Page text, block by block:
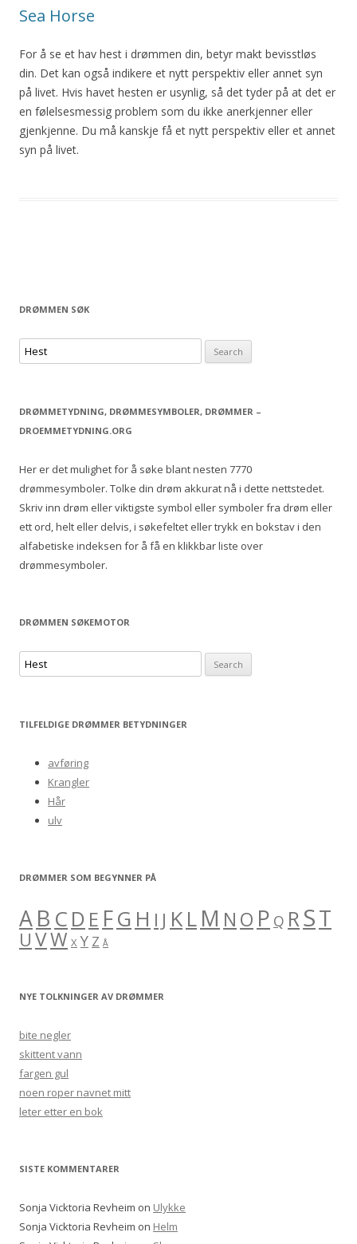
Sea Horse
For å se et hav hest i drømmen din, betyr makt bevisstløs
din. Det kan også indikere et nytt perspektiv eller annet syn
på livet. Hvis havet hesten er usynlig, så det tyder på at det er
en følelsesmessig problem som du ikke anerkjenner eller
gjenkjenne. Du må kanskje få et nytt perspektiv eller et annet
syn på livet.
DRØMMEN SØK
S
e
r
c
f
o
r
DRØMMETYDNING, DRØMMESYMBOLER, DRØMMER –
DROEMMETYDNING.ORG
Her er det mulighet for å søke blant nesten 7770
drømmesymboler. Tolke din drøm akkurat nå i dette nettstedet.
Skriv inn drøm eller viktigste symbol eller symboler fra drøm eller
ett ord, helt eller delvis, i søkefeltet eller trykk en bokstav i den
alfabetiske indeksen for å få en klikkbar liste over
drømmesymboler.
DRØMMEN SØKEMOTOR
S
e
rTILFELDIGE DRØMMER BETYDNINGER
avføring
Krangler
Hår
ulv
DRØMMER SOM BEGYNNER PÅ
AB C D E FG H I J KLM N O P Q RST
U VW X Y Z Å
NYE TOLKNINGER AV DRØMMER
bite negler
skittent vann
fargen gul
noen roper navnet mitt
leter etter en bok
SISTE KOMMENTARER
Sonja Vicktoria Revheim on Ulykke
Sonja Vicktoria Revheim on Helm